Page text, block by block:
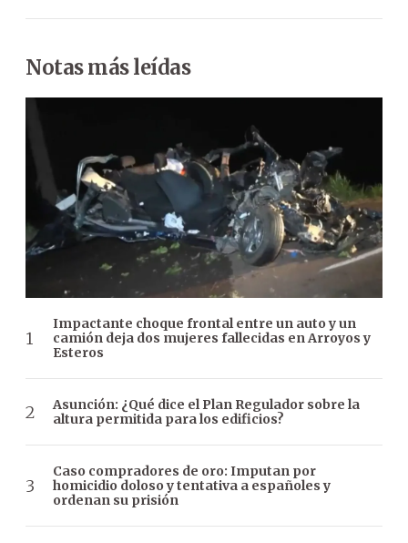
Notas más leídas
Impactante choque frontal entre un auto y un
camión deja dos mujeres fallecidas en Arroyos y
Esteros
Asunción: ¿Qué dice el Plan Regulador sobre la
altura permitida para los edificios?
Caso compradores de oro: Imputan por
homicidio doloso y tentativa a españoles y
ordenan su prisión